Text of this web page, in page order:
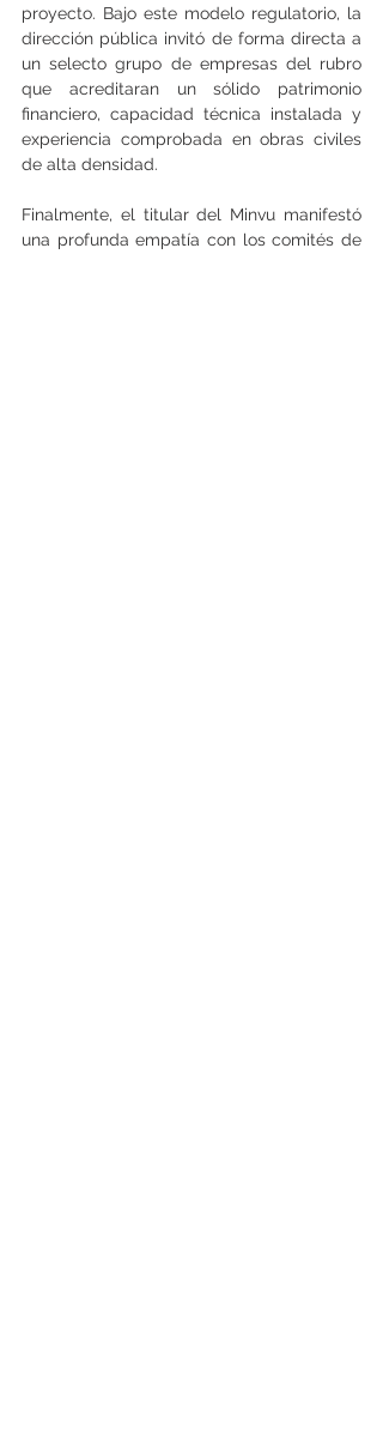
proyecto. Bajo este modelo regulatorio, la
dirección pública invitó de forma directa a
un selecto grupo de empresas del rubro
que acreditaran un sólido patrimonio
financiero, capacidad técnica instalada y
experiencia comprobada en obras civiles
de alta densidad.
Finalmente, el titular del Minvu manifestó
una profunda empatía con los comités de